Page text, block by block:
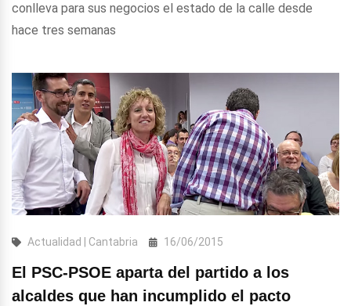
conlleva para sus negocios el estado de la calle desde
hace tres semanas
Actualidad | Cantabria 16/06/2015
El PSC-PSOE aparta del partido a los
alcaldes que han incumplido el pacto